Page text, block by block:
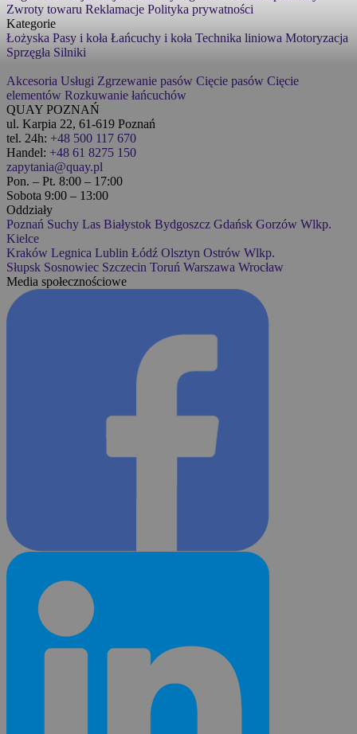
Zwroty towaru Reklamacje Polityka prywatności
Kategorie
Łożyska Pasy i koła Łańcuchy i koła Technika liniowa Motoryzacja
Sprzęgła Silniki
Akcesoria Usługi Zgrzewanie pasów Cięcie pasów Cięcie
elementów Rozkuwanie łańcuchów
QUAY POZNAŃ
ul. Karpia 22, 61-619 Poznań
tel. 24h: +48 500 117 670
Handel: +48 61 8275 150
zapytania@quay.pl
Pon. – Pt. 8:00 – 17:00
Sobota 9:00 – 13:00
Oddziały
Poznań Suchy Las Białystok Bydgoszcz Gdańsk Gorzów Wlkp.
Kielce
Kraków Legnica Lublin Łódź Olsztyn Ostrów Wlkp.
Słupsk Sosnowiec Szczecin Toruń Warszawa Wrocław
Media społecznościowe